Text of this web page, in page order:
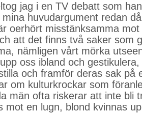
jag i en TV debatt som
huvudargument redan
oerhört misstänksamma mot
att det finns två saker som
nämligen vårt mörka
oss ibland och
och framför deras sak på
om kulturkrockar som
män ofta riskerar att inte bli
mot en lugn, blond kvinnas